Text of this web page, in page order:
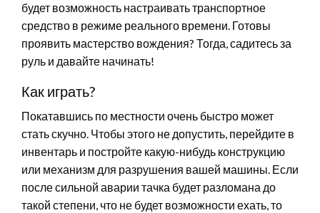
будет возможность настраивать транспортное
средство в режиме реального времени. Готовы
проявить мастерство вождения? Тогда, садитесь за
руль и давайте начинать!
Как играть?
Покатавшись по местности очень быстро может
стать скучно. Чтобы этого не допустить, перейдите в
инвентарь и постройте какую-нибудь конструкцию
или механизм для разрушения вашей машины. Если
после сильной аварии тачка будет разломана до
такой степени, что не будет возможности ехать, то